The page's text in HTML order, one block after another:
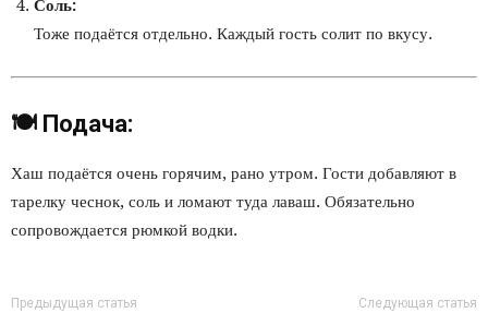
Соль:
Тоже подаётся отдельно. Каждый гость солит по вкусу.
🍽 Подача:
Хаш подаётся очень горячим, рано утром. Гости добавляют в
тарелку чеснок, соль и ломают туда лаваш. Обязательно
сопровождается рюмкой водки.
Предыдущая статья Следующая статья